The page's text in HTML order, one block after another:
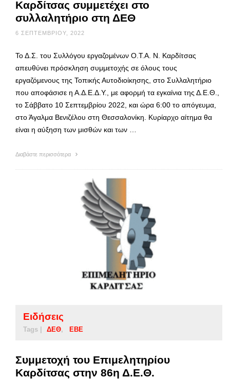
Καρδίτσας συμμετέχει στο
συλλαλητήριο στη ΔΕΘ
6 ΣΕΠΤΕΜΒΡΊΟΥ, 2022
Το Δ.Σ. του Συλλόγου εργαζομένων Ο.Τ.Α. Ν. Καρδίτσας
απευθύνει πρόσκληση συμμετοχής σε όλους τους
εργαζόμενους της Τοπικής Αυτοδιοίκησης, στο Συλλαλητήριο
που αποφάσισε η Α.Δ.Ε.Δ.Υ., με αφορμή τα εγκαίνια της Δ.Ε.Θ.,
το Σάββατο 10 Σεπτεμβρίου 2022, και ώρα 6:00 το απόγευμα,
στο Άγαλμα Βενιζέλου στη Θεσσαλονίκη. Κυρίαρχο αίτημα θα
είναι η αύξηση των μισθών και των …
Διαβάστε περισσότερα
Ειδήσεις
Tags | ΔΕΘ ΕΒΕ
Συμμετοχή του Επιμελητηρίου
Καρδίτσας στην 86η Δ.Ε.Θ.